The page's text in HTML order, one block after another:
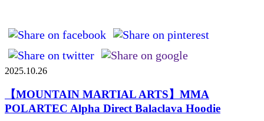
2025.10.26
【MOUNTAIN MARTIAL ARTS】MMA
POLARTEC Alpha Direct Balaclava Hoodie